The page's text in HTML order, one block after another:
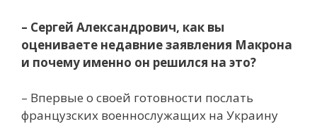
– Сергей Александрович, как вы
оцениваете недавние заявления Макрона
и почему именно он решился на это?
– Впервые о своей готовности послать
французских военнослужащих на Украину